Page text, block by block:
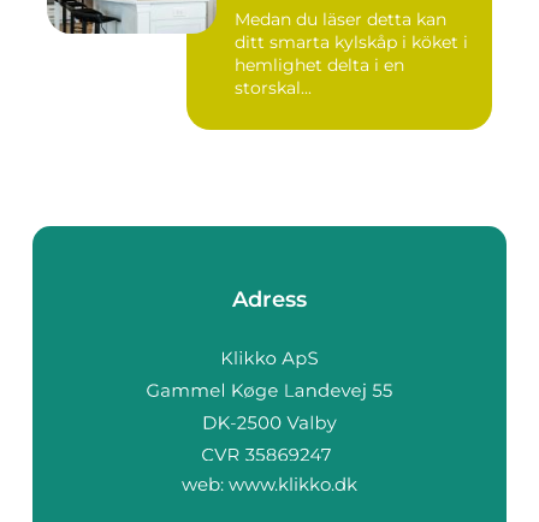
Medan du läser detta kan
ditt smarta kylskåp i köket i
hemlighet delta i en
storskal...
Adress
web: www.klikko.dk